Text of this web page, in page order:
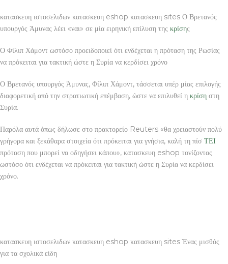
κατασκευη ιστοσελιδων κατασκευη eshop κατασκευη sites Ο Βρετανός
υπουργός Άμυνας λέει «ναι» σε μία ειρηνική επίλυση της κρίσης
Ο Φίλιπ Χάμοντ ωστόσο προειδοποιεί ότι ενδέχεται η πρόταση της Ρωσίας
να πρόκειται για τακτική ώστε η Συρία να κερδίσει χρόνο
Ο Βρετανός υπουργός Άμυνας, Φίλιπ Χάμοντ, τάσσεται υπέρ μίας επιλογής
διαφορετική από την στρατιωτική επέμβαση, ώστε να επιλυθεί η κρίση στη
Συρία.
Παρόλα αυτά όπως δήλωσε στο πρακτορείο Reuters «θα χρειαστούν πολύ
γρήγορα και ξεκάθαρα στοιχεία ότι πρόκειται για γνήσια, καλή τη πίσ ΤΕΙ
πρόταση που μπορεί να οδηγήσει κάπου», κατασκευη eshop τονίζοντας
ωστόσο ότι ενδέχεται να πρόκειται για τακτική ώστε η Συρία να κερδίσει
χρόνο.
κατασκευη ιστοσελιδων κατασκευη eshop κατασκευη sites Ένας μισθός
για τα σχολικά είδη